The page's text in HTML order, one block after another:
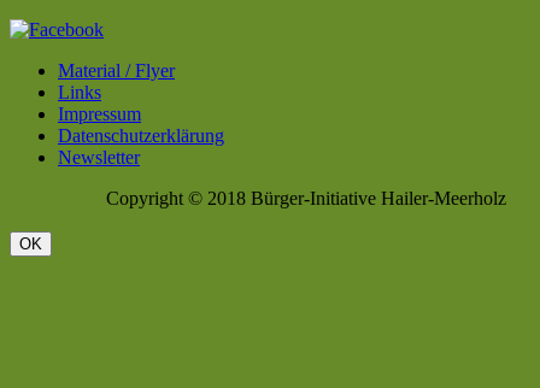
Material / Flyer
Links
Impressum
Datenschutzerklärung
Newsletter
Copyright © 2018 Bürger-Initiative Hailer-Meerholz
OK